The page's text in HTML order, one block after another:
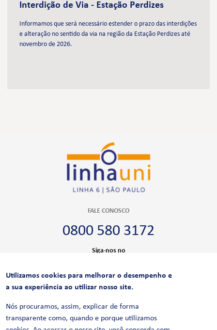
Interdição de Via - Estação Perdizes
Informamos que será necessário estender o prazo das interdições
e alteração no sentido da via na região da Estação Perdizes até
novembro de 2026.
FALE CONOSCO
0800 580 3172
Siga-nos no
CERTIFICAÇÕES
Utilizamos cookies para melhorar o desempenho e
a sua experiência ao utilizar nosso site.
Nós procuramos, assim, explicar de forma
transparente como, quando e porque utilizamos